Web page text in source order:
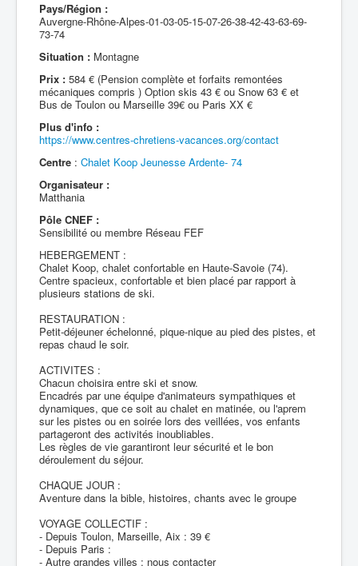
Pays/Région :
Auvergne-Rhône-Alpes-01-03-05-15-07-26-38-42-43-63-69-
73-74
Situation : Montagne
Prix : 584 € (Pension complète et forfaits remontées
mécaniques compris ) Option skis 43 € ou Snow 63 € et
Bus de Toulon ou Marseille 39€ ou Paris XX €
Plus d'info :
https://www.centres-chretiens-vacances.org/contact
Centre : Chalet Koop Jeunesse Ardente- 74
Organisateur :
Matthania
Pôle CNEF :
Sensibilité ou membre Réseau FEF
HEBERGEMENT :
Chalet Koop, chalet confortable en Haute-Savoie (74).
Centre spacieux, confortable et bien placé par rapport à
plusieurs stations de ski.
RESTAURATION :
Petit-déjeuner échelonné, pique-nique au pied des pistes, et
repas chaud le soir.
ACTIVITES :
Chacun choisira entre ski et snow.
Encadrés par une équipe d'animateurs sympathiques et
dynamiques, que ce soit au chalet en matinée, ou l'aprem
sur les pistes ou en soirée lors des veillées, vos enfants
partageront des activités inoubliables.
Les règles de vie garantiront leur sécurité et le bon
déroulement du séjour.
CHAQUE JOUR :
Aventure dans la bible, histoires, chants avec le groupe
VOYAGE COLLECTIF :
- Depuis Toulon, Marseille, Aix : 39 €
- Depuis Paris :
- Autre grandes villes : nous contacter